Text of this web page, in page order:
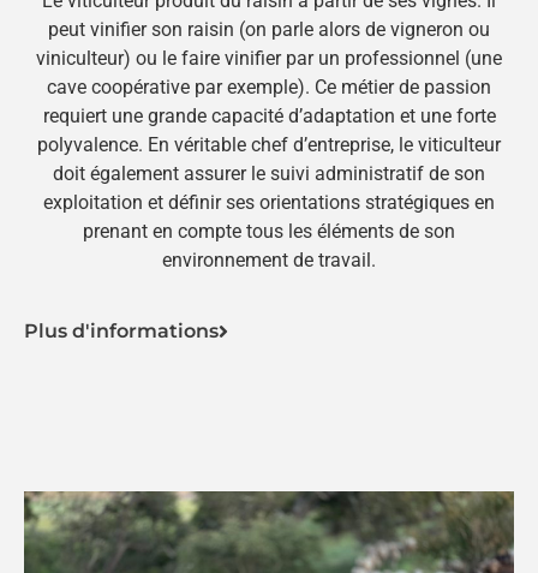
peut vinifier son raisin (on parle alors de vigneron ou
viniculteur) ou le faire vinifier par un professionnel (une
cave coopérative par exemple). Ce métier de passion
requiert une grande capacité d’adaptation et une forte
polyvalence. En véritable chef d’entreprise, le viticulteur
doit également assurer le suivi administratif de son
exploitation et définir ses orientations stratégiques en
prenant en compte tous les éléments de son
environnement de travail.
Plus d'informations